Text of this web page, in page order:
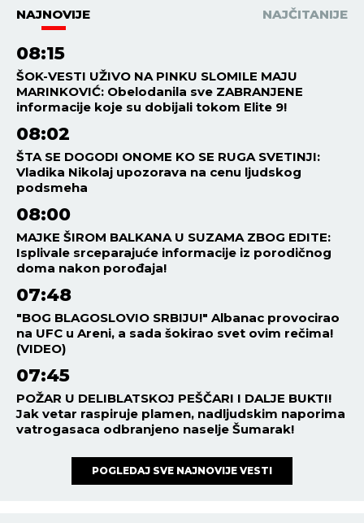
NAJNOVIJE NAJČITANIJE
08:15
ŠOK-VESTI UŽIVO NA PINKU SLOMILE MAJU
MARINKOVIĆ: Obelodanila sve ZABRANJENE
informacije koje su dobijali tokom Elite 9!
08:02
ŠTA SE DOGODI ONOME KO SE RUGA SVETINJI:
Vladika Nikolaj upozorava na cenu ljudskog
podsmeha
08:00
MAJKE ŠIROM BALKANA U SUZAMA ZBOG EDITE:
Isplivale srceparajuće informacije iz porodičnog
doma nakon porođaja!
07:48
"BOG BLAGOSLOVIO SRBIJU!" Albanac provocirao
na UFC u Areni, a sada šokirao svet ovim rečima!
(VIDEO)
07:45
POŽAR U DELIBLATSKOJ PEŠČARI I DALJE BUKTI!
Jak vetar raspiruje plamen, nadljudskim naporima
vatrogasaca odbranjeno naselje Šumarak!
POGLEDAJ SVE NAJNOVIJE VESTI